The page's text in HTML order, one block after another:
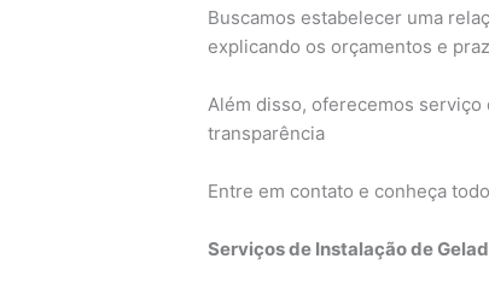
Buscamos estabelecer uma
explicando os orçamentos e
Além disso, oferecemos
transparência
Entre em contato e conheça
Serviços de Instalação de